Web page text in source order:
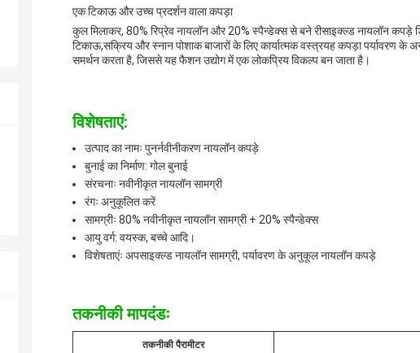
एक टिकाऊ और उच्च प्रदर्शन वाला कपड़ा
कुल मिलाकर, 80% रिप्रेव नायलॉन और 20% स्पैन्डेक्स से बने रीसाइक्ल्ड नायलॉन कपड़े
टिकाऊ,सक्रिय और स्नान पोशाक बाजारों के लिए कार्यात्मक वस्त्रयह कपड़ा पर्यावरण के
समर्थन करता है, जिससे यह फैशन उद्योग में एक लोकप्रिय विकल्प बन जाता है।
विशेषताएं:
उत्पाद का नामः पुनर्नवीनीकरण नायलॉन कपड़े
बुनाई का निर्माण: गोल बुनाई
संरचनाः नवीनीकृत नायलॉन सामग्री
रंगः अनुकूलित करें
सामग्रीः 80% नवीनीकृत नायलॉन सामग्री + 20% स्पैन्डेक्स
आयु वर्ग: वयस्क, बच्चे आदि।
विशेषताएंः अपसाइक्ल्ड नायलॉन सामग्री, पर्यावरण के अनुकूल नायलॉन कपड़े
तकनीकी मापदंडः
तकनीकी पैरामीटर